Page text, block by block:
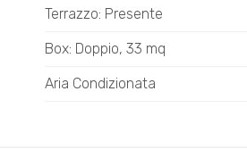
Terrazzo: Presente
Box: Doppio, 33 mq
Aria Condizionata